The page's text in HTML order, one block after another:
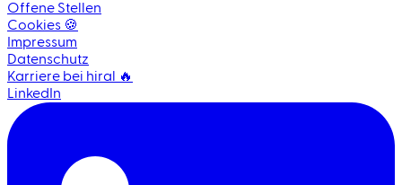
Offene Stellen
Cookies 🍪
Impressum
Datenschutz
Karriere bei hiral 🔥
LinkedIn